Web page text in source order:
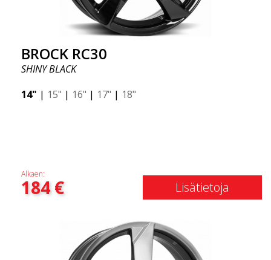
BROCK RC30
SHINY BLACK
14" | 15" | 16" | 17" | 18"
Alkaen:
184€ Lisätietoja